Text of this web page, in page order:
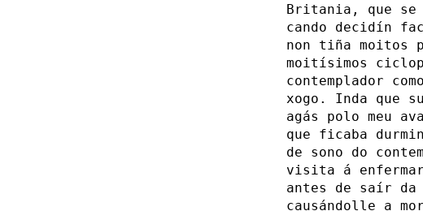
Britania, que se
cando decidín
non tiña moitos
moitísimos
contemplador
xogo. Inda que
agás polo meu
que ficaba
de sono do
visita á
antes de saír
causándolle a